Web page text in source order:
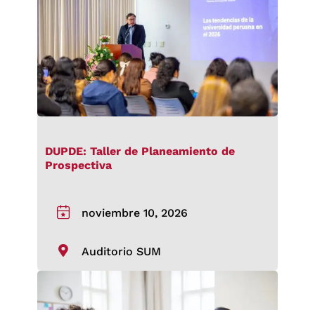
DUPDE: Taller de Planeamiento de
Prospectiva
noviembre 10, 2026
Auditorio SUM